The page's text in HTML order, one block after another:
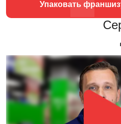
Упаковать